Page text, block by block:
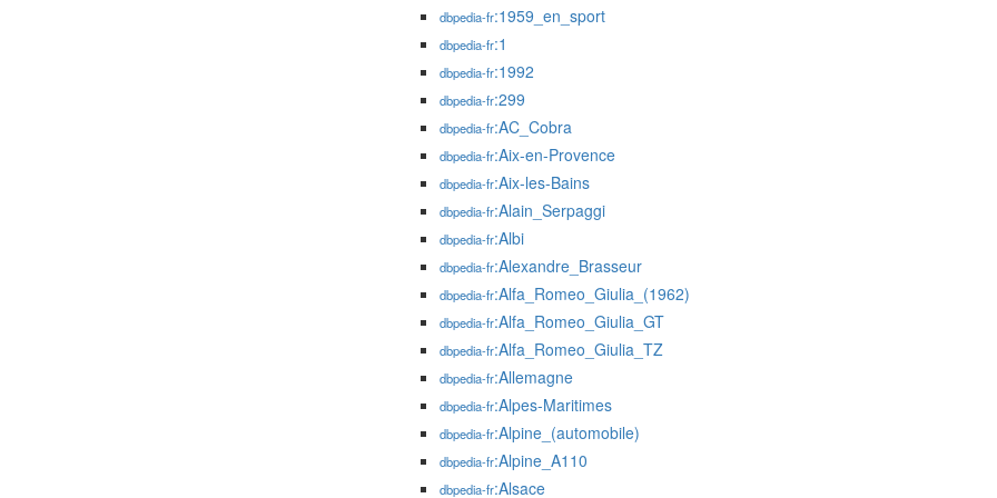
dbpedia-fr:1959_en_sport
dbpedia-fr:1
dbpedia-fr:1992
dbpedia-fr:299
dbpedia-fr:AC_Cobra
dbpedia-fr:Aix-en-Provence
dbpedia-fr:Aix-les-Bains
dbpedia-fr:Alain_Serpaggi
dbpedia-fr:Albi
dbpedia-fr:Alexandre_Brasseur
dbpedia-fr:Alfa_Romeo_Giulia_(1962)
dbpedia-fr:Alfa_Romeo_Giulia_GT
dbpedia-fr:Alfa_Romeo_Giulia_TZ
dbpedia-fr:Allemagne
dbpedia-fr:Alpes-Maritimes
dbpedia-fr:Alpine_(automobile)
dbpedia-fr:Alpine_A110
dbpedia-fr:Alsace